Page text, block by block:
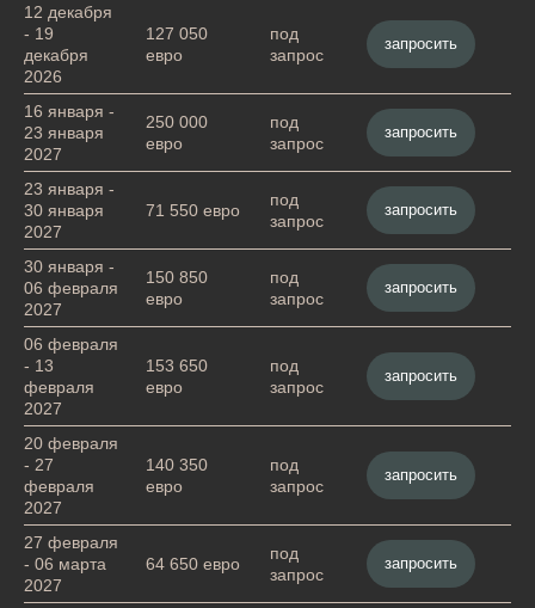
12 декабря
- 19
декабря
2026
127 050
евро
под
запрос
запросить
16 января -
23 января
2027
250 000
евро
под
запрос
запросить
23 января -
30 января
2027
71 550 евро
под
запрос
запросить
30 января -
06 февраля
2027
150 850
евро
под
запрос
запросить
06 февраля
- 13
февраля
2027
153 650
евро
под
запрос
запросить
20 февраля
- 27
февраля
2027
140 350
евро
под
запрос
запросить
27 февраля
- 06 марта
2027
64 650 евро
под
запрос
запросить